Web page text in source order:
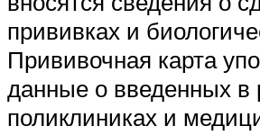
прививках и
Прививочная карта
данные о введенных в
поликлиниках и